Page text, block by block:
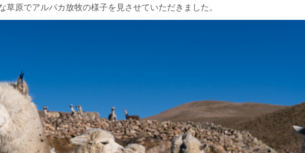
原でアルパカ放牧の様子を見させていただきました。